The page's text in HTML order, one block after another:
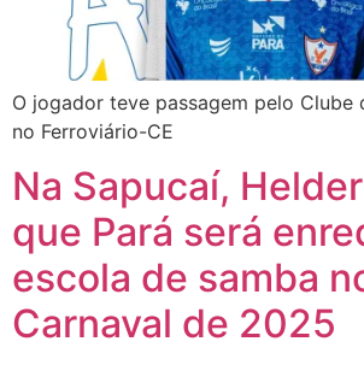
O jogador teve passagem pelo Clube
no Ferroviário-CE
Na Sapucaí,
que Pará será
escola de samba
Carnaval de 2025